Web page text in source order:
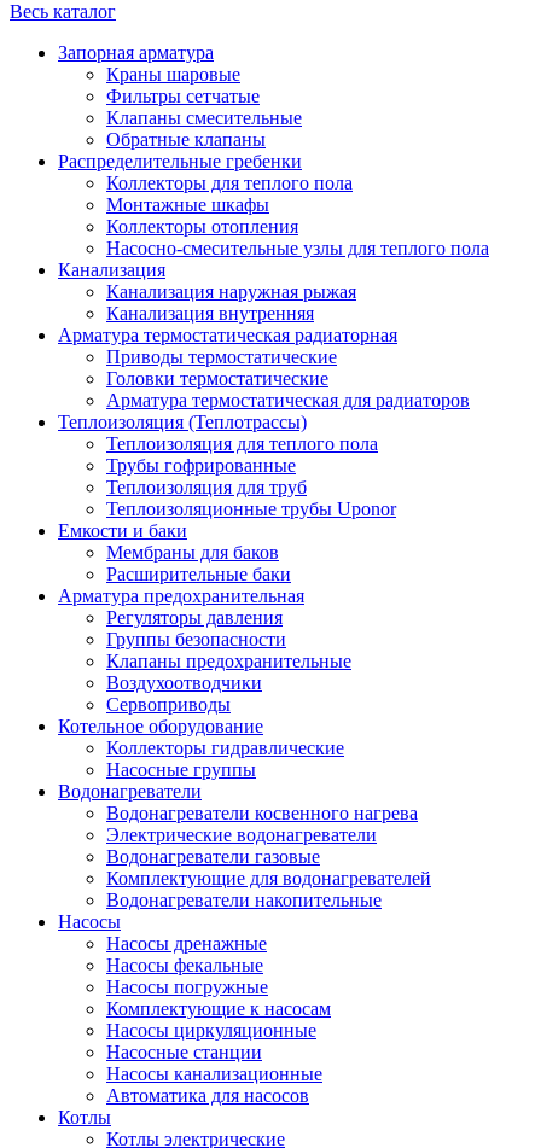
Весь каталог
Запорная арматура
Краны шаровые
Фильтры сетчатые
Клапаны смесительные
Обратные клапаны
Распределительные гребенки
Коллекторы для теплого пола
Монтажные шкафы
Коллекторы отопления
Насосно-смесительные узлы для теплого пола
Канализация
Канализация наружная рыжая
Канализация внутренняя
Арматура термостатическая радиаторная
Приводы термостатические
Головки термостатические
Арматура термостатическая для радиаторов
Теплоизоляция (Теплотрассы)
Теплоизоляция для теплого пола
Трубы гофрированные
Теплоизоляция для труб
Теплоизоляционные трубы Uponor
Емкости и баки
Мембраны для баков
Расширительные баки
Арматура предохранительная
Регуляторы давления
Группы безопасности
Клапаны предохранительные
Воздухоотводчики
Сервоприводы
Котельное оборудование
Коллекторы гидравлические
Насосные группы
Водонагреватели
Водонагреватели косвенного нагрева
Электрические водонагреватели
Водонагреватели газовые
Комплектующие для водонагревателей
Водонагреватели накопительные
Насосы
Насосы дренажные
Насосы фекальные
Насосы погружные
Комплектующие к насосам
Насосы циркуляционные
Насосные станции
Насосы канализационные
Автоматика для насосов
Котлы
Котлы электрические